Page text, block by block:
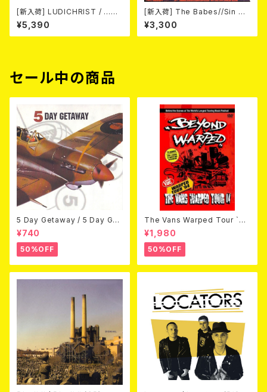
[新入荷] LUDICHRIST / ...AN
D I MEAN THAT. POWERTR
IP DEMOS 1987 (10"/LTD.15
0 DIE-HARD GREEN/BLACK
¥5,390
[新入荷] The Babes//Sin Pu
dor / Pulso SPLIT LP/限定2
00枚スプラッター)
¥3,300
セール中の商品
5 Day Getaway / 5 Day Get
away (CDEP)
¥740
50%OFF
The Vans Warped Tour `04
Beyond Warped (国内盤DV
D)
¥1,980
50%OFF